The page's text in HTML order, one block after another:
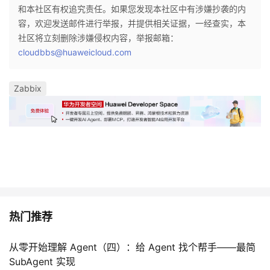
和本社区有权追究责任。如果您发现本社区中有涉嫌抄袭的内
容，欢迎发送邮件进行举报，并提供相关证据，一经查实，本
社区将立刻删除涉嫌侵权内容，举报邮箱：
cloudbbs@huaweicloud.com
Zabbix
热门推荐
从零开始理解 Agent（四）：给 Agent 找个帮手——最简
SubAgent 实现